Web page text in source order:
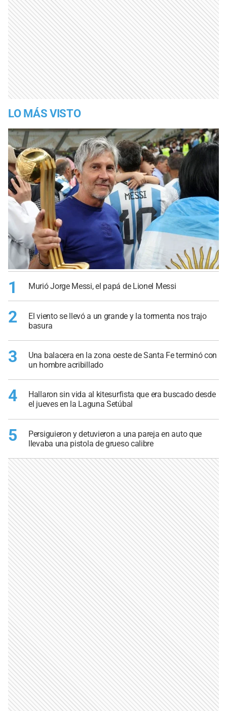
LO MÁS VISTO
1 Murió Jorge Messi, el papá de Lionel Messi
2
El viento se llevó a un grande y la tormenta nos trajo
basura
3
Una balacera en la zona oeste de Santa Fe terminó con
un hombre acribillado
4
Hallaron sin vida al kitesurfista que era buscado desde
el jueves en la Laguna Setúbal
5
Persiguieron y detuvieron a una pareja en auto que
llevaba una pistola de grueso calibre